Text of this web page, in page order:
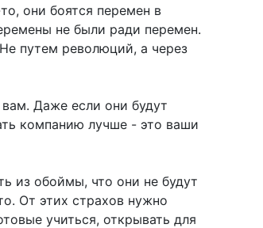
они боятся перемен в
не были ради перемен.
путем революций, а через
Даже если они будут
компанию лучше - это ваши
из обоймы, что они не будут
От этих страхов нужно
учиться, открывать для